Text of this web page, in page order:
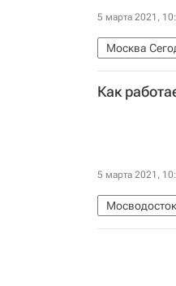
5 марта 2021,
Москва
Москва
Как
5 марта 2021,
Мосводосток
Комплекс